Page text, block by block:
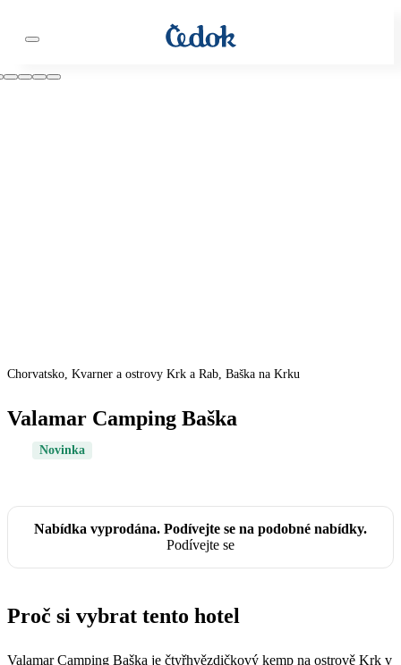
Chorvatsko, Kvarner a ostrovy Krk a Rab, Baška na Krku
Valamar Camping Baška
Novinka
Nabídka vyprodána. Podívejte se na podobné nabídky.
Podívejte se
Proč si vybrat tento hotel
Valamar Camping Baška je čtyřhvězdičkový kemp na ostrově Krk v